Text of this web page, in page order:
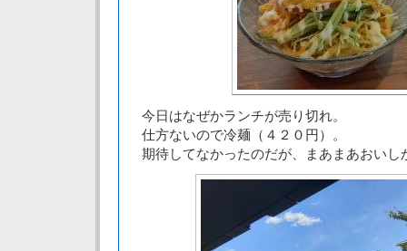
今日はなぜかランチが売り切れ。
仕方ないので冷麺（４２０円）。
期待してなかったのだが、まあまあおいし